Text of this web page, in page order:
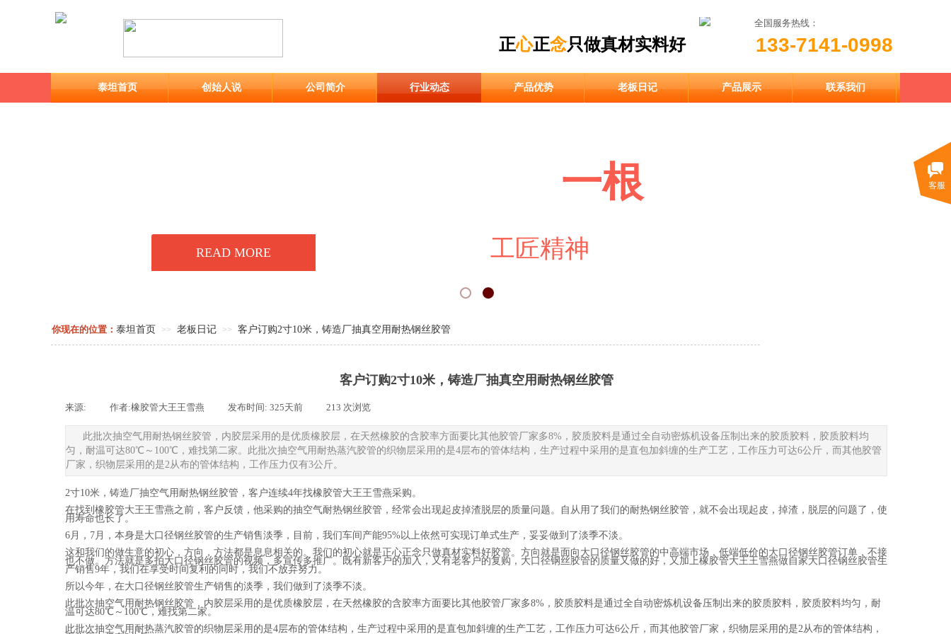
全国服务热线：
133-7141-0998
正心正念只做真材实料好
泰坦首页 创始人说 公司简介 行业动态 产品优势 老板日记 产品展示 联系我们
一根
工匠精神
READ MORE
你现在的位置： 泰坦首页 >> 老板日记 >> 客户订购2寸10米，铸造厂抽真空用耐热钢丝胶管
客户订购2寸10米，铸造厂抽真空用耐热钢丝胶管
来源: 作者:橡胶管大王王雪燕 发布时间: 325天前 213 次浏览
此批次抽空气用耐热钢丝胶管，内胶层采用的是优质橡胶层，在天然橡胶的含胶率方面要比其他胶管厂家多8%，胶质胶料是通过全自动密炼机设备压制出来的胶质胶料，胶质胶料均
匀，耐温可达80℃～100℃，难找第二家。此批次抽空气用耐热蒸汽胶管的织物层采用的是4层布的管体结构，生产过程中采用的是直包加斜缠的生产工艺，工作压力可达6公斤，而其他胶管
厂家，织物层采用的是2从布的管体结构，工作压力仅有3公斤。
2寸10米，铸造厂抽空气用耐热钢丝胶管，客户连续4年找橡胶管大王王雪燕采购。
在找到橡胶管大王王雪燕之前，客户反馈，他采购的抽空气耐热钢丝胶管，经常会出现起皮掉渣脱层的质量问题。自从用了我们的耐热钢丝胶管，就不会出现起皮，掉渣，脱层的问题了，使
用寿命也长了。
6月，7月，本身是大口径钢丝胶管的生产销售淡季，目前，我们车间产能95%以上依然可实现订单式生产，妥妥做到了淡季不淡。
这和我们的做生意的初心，方向，方法都是息息相关的。我们的初心就是正心正念只做真材实料好胶管。方向就是面向大口径钢丝胶管的中高端市场，低端低价的大口径钢丝胶管订单，不接
也不做。方法就是多拍大口径钢丝胶管的视频，多宣传多推广。既有新客户的加入，又有老客户的复购，大口径钢丝胶管的质量又做的好，又加上橡胶管大王王雪燕做自家大口径钢丝胶管生
产销售9年，我们在享受时间复利的同时，我们不放弃努力。
所以今年，在大口径钢丝胶管生产销售的淡季，我们做到了淡季不淡。
此批次抽空气用耐热钢丝胶管，内胶层采用的是优质橡胶层，在天然橡胶的含胶率方面要比其他胶管厂家多8%，胶质胶料是通过全自动密炼机设备压制出来的胶质胶料，胶质胶料均匀，耐
温可达80℃～100℃，难找第二家。
此批次抽空气用耐热蒸汽胶管的织物层采用的是4层布的管体结构，生产过程中采用的是直包加斜缠的生产工艺，工作压力可达6公斤，而其他胶管厂家，织物层采用的是2从布的管体结构，
客服